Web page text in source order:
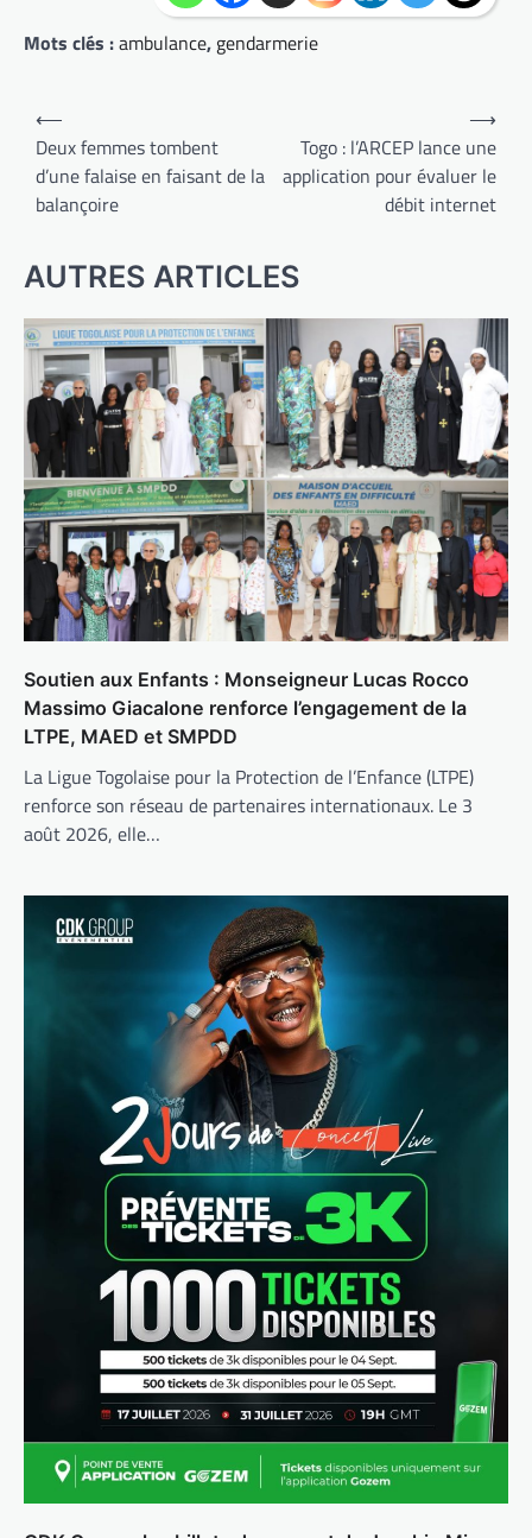
Mots clés :ambulance, gendarmerie
Navigation
de
l’article
⟵
Deux femmes tombent
d’une falaise en faisant de la
balançoire
Togo : l’ARCEP lance une
application pour évaluer le
débit internet
⟶
AUTRES ARTICLES
Soutien aux Enfants : Monseigneur Lucas Rocco
Massimo Giacalone renforce l’engagement de la
LTPE, MAED et SMPDD
La Ligue Togolaise pour la Protection de l’Enfance (LTPE)
renforce son réseau de partenaires internationaux. Le 3
août 2026, elle…